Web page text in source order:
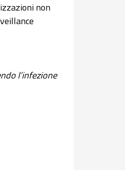
non
l’infezione